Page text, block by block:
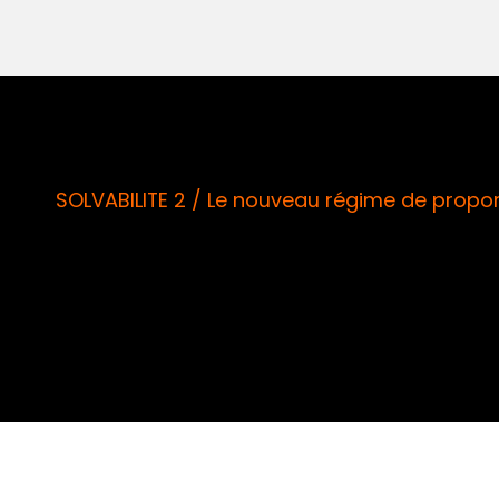
SOLVABILITE 2 / Le nouveau régime de